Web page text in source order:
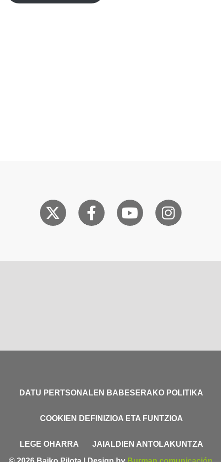
DATU PERTSONALEN BABESERAKO POLITIKA
COOKIEN DEFINIZIOA ETA FUNTZIOA
LEGE OHARRA
JAIALDIEN ANTOLAKUNTZA